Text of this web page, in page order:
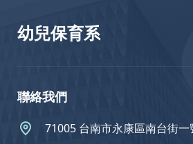
幼兒保育系
聯絡我們
71005 台南市永康區南台街一